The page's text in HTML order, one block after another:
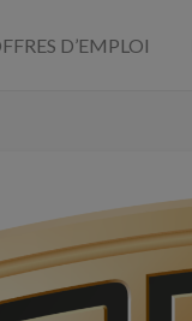
D’EMPLOI